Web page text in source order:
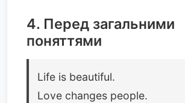
4. Перед загальними
поняттями
Life is beautiful.
Love changes people.